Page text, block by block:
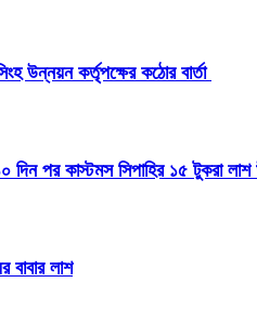
উন্নয়ন কর্তৃপক্ষের কঠোর বার্তা
দিন পর কাস্টমস সিপাহির ১৫ টুকরা লাশ
বাবার লাশ